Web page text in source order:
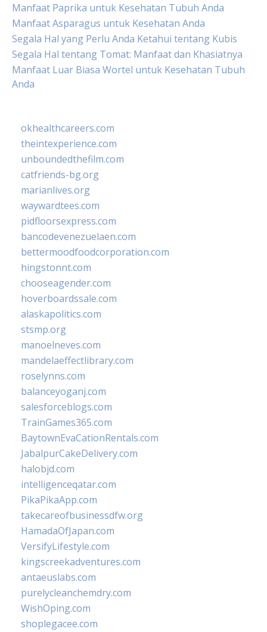
Manfaat Paprika untuk Kesehatan Tubuh Anda
Manfaat Asparagus untuk Kesehatan Anda
Segala Hal yang Perlu Anda Ketahui tentang Kubis
Segala Hal tentang Tomat: Manfaat dan Khasiatnya
Manfaat Luar Biasa Wortel untuk Kesehatan Tubuh
Anda
okhealthcareers.com
theintexperience.com
unboundedthefilm.com
catfriends-bg.org
marianlives.org
waywardtees.com
pidfloorsexpress.com
bancodevenezuelaen.com
bettermoodfoodcorporation.com
hingstonnt.com
chooseagender.com
hoverboardssale.com
alaskapolitics.com
stsmp.org
manoelneves.com
mandelaeffectlibrary.com
roselynns.com
balanceyoganj.com
salesforceblogs.com
TrainGames365.com
BaytownEvaCationRentals.com
JabalpurCakeDelivery.com
halobjd.com
intelligenceqatar.com
PikaPikaApp.com
takecareofbusinessdfw.org
HamadaOfJapan.com
VersifyLifestyle.com
kingscreekadventures.com
antaeuslabs.com
purelycleanchemdry.com
WishOping.com
shoplegacee.com